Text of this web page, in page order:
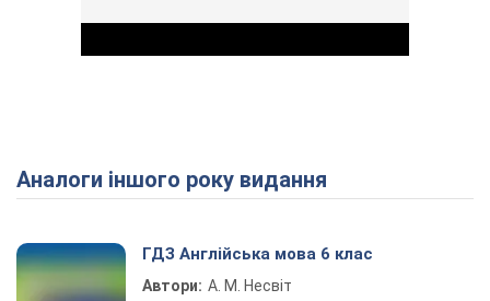
Play Video
Аналоги іншого року видання
ГДЗ Англійська мова 6 клас
Автори: А. М. Несвіт